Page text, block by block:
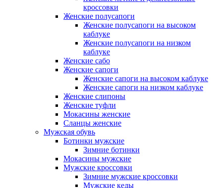
кроссовки
Женские полусапоги
Женские полусапоги на высоком
каблуке
Женские полусапоги на низком
каблуке
Женские сабо
Женские сапоги
Женские сапоги на высоком каблуке
Женские сапоги на низком каблуке
Женские слипоны
Женские туфли
Мокасины женские
Сланцы женские
Мужская обувь
Ботинки мужские
Зимние ботинки
Мокасины мужские
Мужские кроссовки
Зимние мужские кроссовки
Мужские кеды